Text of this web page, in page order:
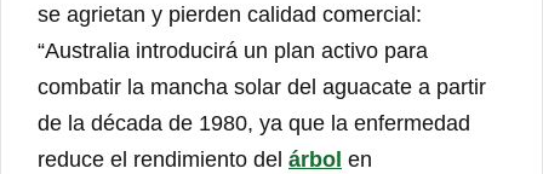
se agrietan y pierden calidad comercial:
“Australia introducirá un plan activo para
combatir la mancha solar del aguacate a partir
de la década de 1980, ya que la enfermedad
reduce el rendimiento del árbol en